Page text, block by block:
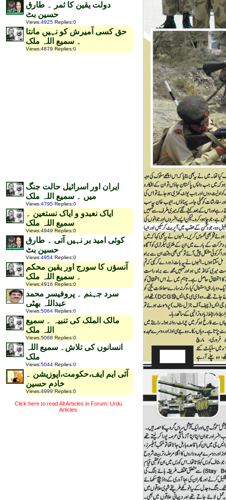
دولت یقین کا ثمر ۔ طارق
حسین بٹ
Views:4925 Replies:0
حق کسی آمیرش کو نہیں مانتا
۔ سمیع اللہ ملک
Views:4879 Replies:0
ایران اور اسرائیل حالت جنگ
میں ۔ سمیع اللہ ملک
Views:4795 Replies:0
ایاک نعبدو و ایاک نستعین ۔
سمیع اللہ ملک
Views:4949 Replies:0
کوئی امید بر نہیں آتی ۔ طارق
حسین بٹ
Views:4954 Replies:0
آنسؤں کا سورج اور یقین محکم
۔ سمیع اللہ ملک
Views:4916 Replies:0
سرد جہنم ۔ پروفیسر محمد
عبداللہ بھٹی
Views:5064 Replies:0
مالک الملک کی تنبیہ ۔ سمیع
اللہ ملک
Views:5068 Replies:0
انسانوں کی تلاش۔ سمیع اللہ
ملک
Views:5044 Replies:0
آئی ایم ایف،حکومت،اپوزیشن ۔
خادم حسین
Views:4999 Replies:0
Click here to read All Articles in Forum: Urdu
Articles